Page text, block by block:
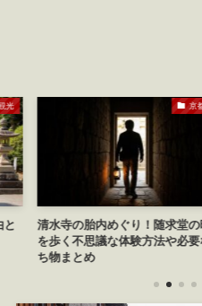
随求堂の暗闇
法や必要な持
伏見稲荷での不思
は？千本鳥居の静